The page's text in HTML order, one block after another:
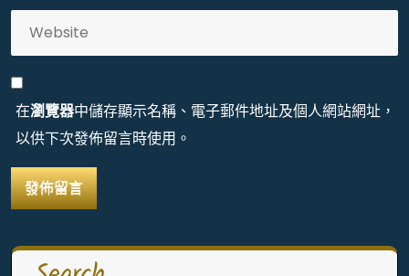
在瀏覽器中儲存顯示名稱、電子郵件地址及個人網站網址，
以供下次發佈留言時使用。